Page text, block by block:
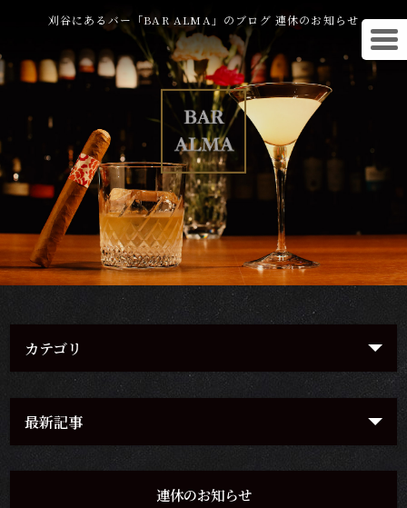
刈谷にあるバー「BAR ALMA」のブログ 連休のお知らせ
カテゴリ
最新記事
連休のお知らせ